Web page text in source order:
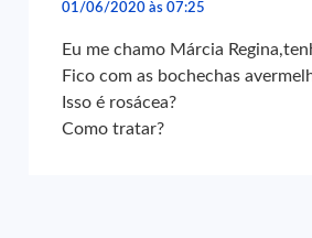
01/06/2020 às 07:25
Eu me chamo Márcia
Fico com as bochechas
Isso é rosácea?
Como tratar?